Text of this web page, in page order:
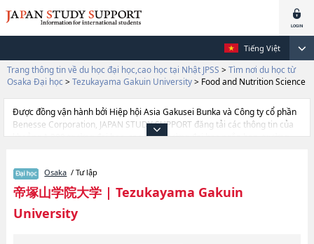
Tiếng Việt
Trang thông tin về du học đại học,cao học tại Nhật JPSS > Tìm nơi du học từ
Osaka Đại học > Tezukayama Gakuin University> Food and Nutrition Science
Được đồng vận hành bởi Hiệp hội Asia Gakusei Bunka và Công ty cổ phần
Benesse Corporation, JAPAN STUDY SUPPORT đăng tải các thông tin của
khoảng 1.300 trường đại học, cao học, trường đại học ngắn hạn, trường
thông tin cần thiết dành cho du học sinh, như là về các Ngành Liberal
ArtshoặcNgành Integrative PsychologyhoặcNgành Food and Nutrition
Science, thông tin về từng ngành học, thông tin liên quan đến thi tuyển
như số lượng tuyển sinh, số lượng trúng tuyển, cở sở trang thiết bị, hướng
Osaka / Tư lập
帝塚山学院大学| Tezukayama Gakuin
University